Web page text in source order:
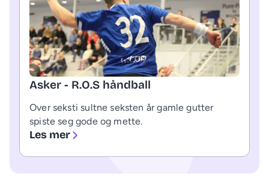
Asker - R.O.S håndball
Over seksti sultne seksten år gamle gutter
spiste seg gode og mette.
Les mer